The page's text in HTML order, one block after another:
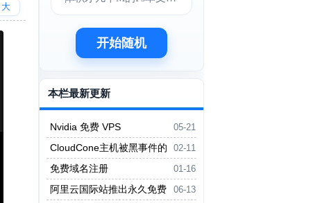
大
开始随机
本栏最新更新
05-21
Nvidia 免费 VPS
02-11
CloudCone主机被黑事件的
补偿和后续计划
01-16
免费域名注册
06-13
阿里云国际站推出永久免费